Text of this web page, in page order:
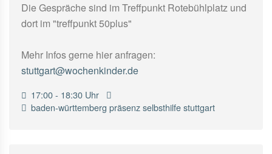
Die Gespräche sind im Treffpunkt Rotebühlplatz und
dort im "treffpunkt 50plus"
Mehr Infos gerne hier anfragen:
stuttgart@wochenkinder.de
17:00 - 18:30 Uhr
baden-württemberg präsenzselbsthilfestuttgart